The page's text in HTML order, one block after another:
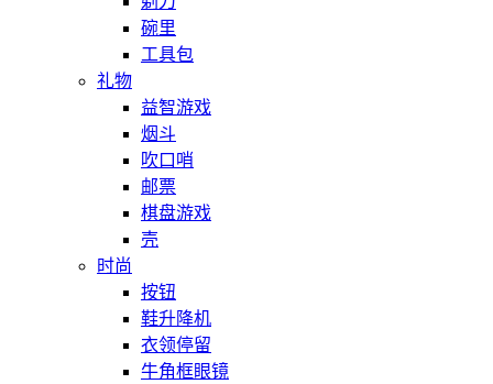
碗里
工具包
礼物
益智游戏
烟斗
吹口哨
邮票
棋盘游戏
壳
时尚
按钮
鞋升降机
衣领停留
牛角框眼镜